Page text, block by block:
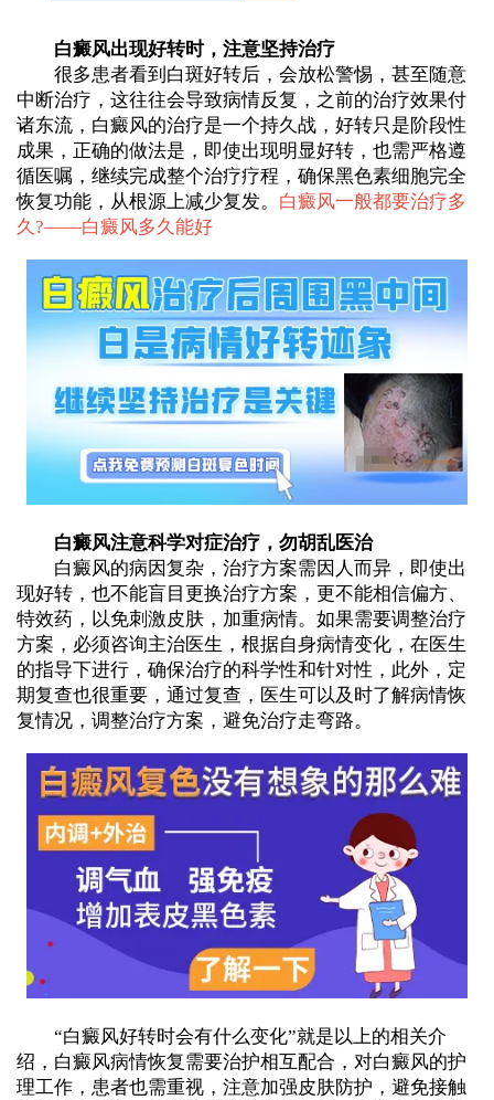
白癜风出现好转时，注意坚持治疗
很多患者看到白斑好转后，会放松警惕，甚至随意
中断治疗，这往往会导致病情反复，之前的治疗效果付
诸东流，白癜风的治疗是一个持久战，好转只是阶段性
成果，正确的做法是，即使出现明显好转，也需严格遵
循医嘱，继续完成整个治疗疗程，确保黑色素细胞完全
恢复功能，从根源上减少复发。 白癜风一般都要治疗多
久?——白癜风多久能好
白癜风注意科学对症治疗，勿胡乱医治
白癜风的病因复杂，治疗方案需因人而异，即使出
现好转，也不能盲目更换治疗方案，更不能相信偏方、
特效药，以免刺激皮肤，加重病情。如果需要调整治疗
方案，必须咨询主治医生，根据自身病情变化，在医生
的指导下进行，确保治疗的科学性和针对性，此外，定
期复查也很重要，通过复查，医生可以及时了解病情恢
复情况，调整治疗方案，避免治疗走弯路。
“白癜风好转时会有什么变化”就是以上的相关介
绍，白癜风病情恢复需要治护相互配合，对白癜风的护
理工作，患者也需重视，注意加强皮肤防护，避免接触